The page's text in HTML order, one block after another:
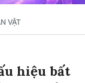
VẬT
hiệu bất